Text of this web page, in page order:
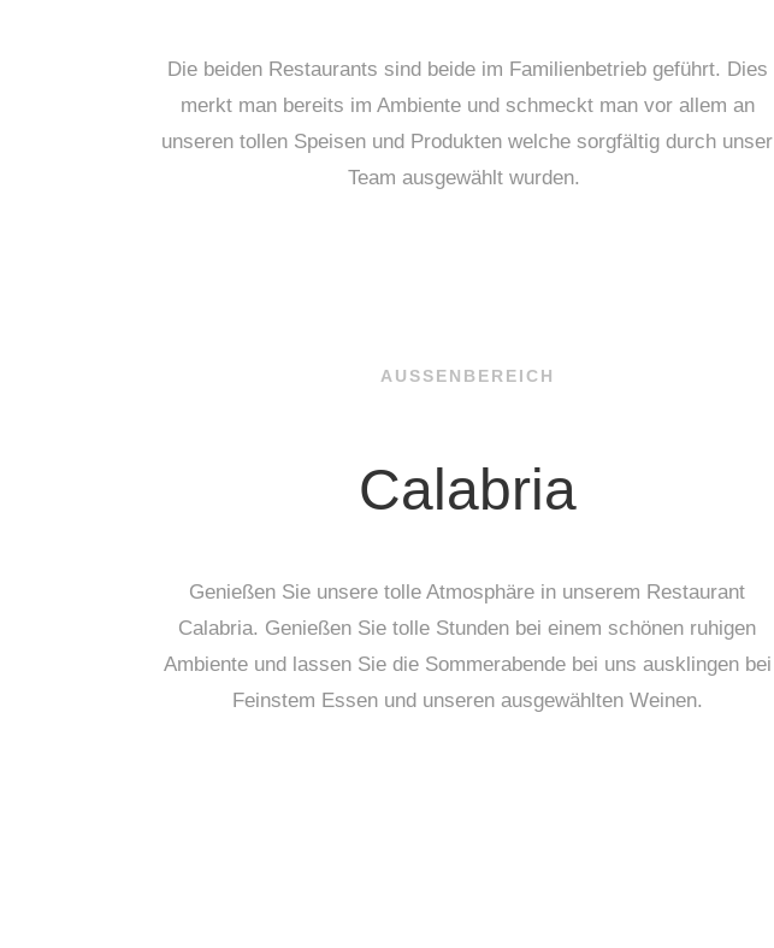
Die beiden Restaurants sind beide im Familienbetrieb geführt. Dies
merkt man bereits im Ambiente und schmeckt man vor allem an
unseren tollen Speisen und Produkten welche sorgfältig durch unser
Team ausgewählt wurden.
AUSSENBEREICH
Calabria
Genießen Sie unsere tolle Atmosphäre in unserem Restaurant
Calabria. Genießen Sie tolle Stunden bei einem schönen ruhigen
Ambiente und lassen Sie die Sommerabende bei uns ausklingen bei
Feinstem Essen und unseren ausgewählten Weinen.